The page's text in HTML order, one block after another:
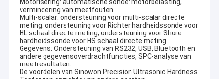
Motorisering: automatische sonde: motorbelasting,
vermindering van meetfouten.
Multi-scalar: ondersteuning voor multi-scalar directe
meting: ondersteuning voor Richter hardheidssonde voor
HL schaal directe meting; ondersteuning voor Shore
hardheidssonde voor HS schaal directe meting.
Gegevens: Ondersteuning van RS232, USB, Bluetooth en
andere gegevensoverdrachtfuncties, SPC-analyse van
meetresultaten.
De voordelen van Sinowon Precision Ultrasonic Hardness